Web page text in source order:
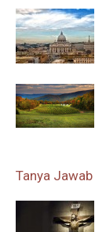
Tanya Jawab